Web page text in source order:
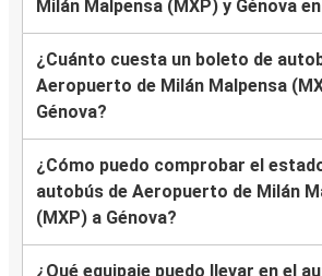
Milán Malpensa (MXP) y Génova
¿Cuánto cuesta un boleto de
Aeropuerto de Milán Malpensa
Génova?
¿Cómo puedo comprobar el
autobús de Aeropuerto de Milán
(MXP) a Génova?
¿Qué equipaje puedo llevar en el